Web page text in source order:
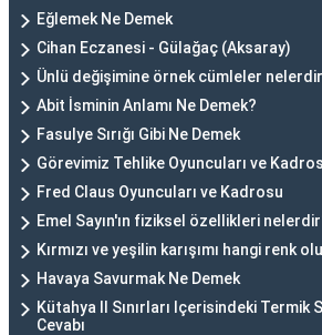
Eğlemek Ne Demek
Cihan Eczanesi - Gülağaç (Aksaray)
Ünlü değişimine örnek cümleler
Abit İsminin Anlamı Ne Demek?
Fasulye Sırığı Gibi Ne Demek
Görevimiz Tehlike Oyuncuları ve
Fred Claus Oyuncuları ve Kadrosu
Emel Sayın'ın fiziksel özellikleri
Kırmızı ve yeşilin karışımı hangi renk
Havaya Savurmak Ne Demek
Kütahya Il Sınırları Içerisindeki Termik
Cevabı